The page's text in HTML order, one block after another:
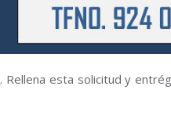
. Rellena esta solicitud y